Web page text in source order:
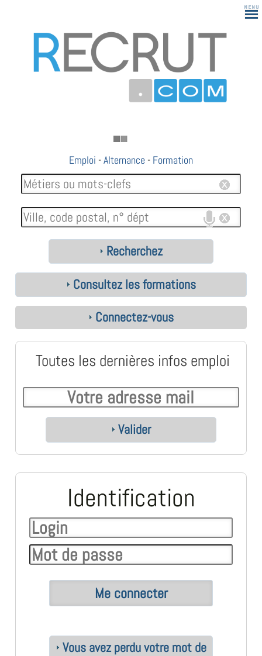
Emploi -Alternance - Formation
Recherchez
Consultez les formations
Connectez-vous
Toutes les dernières infos emploi
Valider
Identification
Vous avez perdu votre mot de